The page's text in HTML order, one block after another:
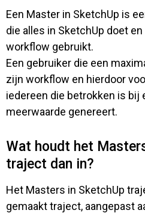
Een Master in SketchUp is
die alles in SketchUp doet
workflow gebruikt.
Een gebruiker die een
zijn workflow en hierdoor
iedereen die betrokken is bij
meerwaarde genereert.
Wat houdt het
traject dan in?
Het Masters in SketchUp
gemaakt traject, aangepast